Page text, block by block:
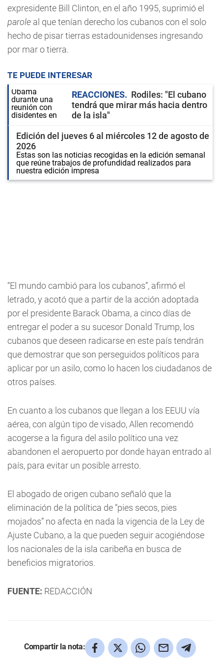
expresidente Bill Clinton, en el año 1995, suprimió el
parole al que tenían derecho los cubanos con el solo
hecho de pisar tierras estadounidenses ingresando
por mar o tierra.
TE PUEDE INTERESAR
REACCIONES
Rodiles: "El cubano
tendrá que mirar más hacia dentro
de la isla"
Edición del jueves 6 al miércoles 12 de agosto de
2026
Estas son las noticias recogidas en la edición semanal
que reúne trabajos de profundidad realizados para
nuestra edición impresa
“El mundo cambió para los cubanos”, afirmó el
letrado, y acotó que a partir de la acción adoptada
por el presidente Barack Obama, a cinco días de
entregar el poder a su sucesor Donald Trump, los
cubanos que deseen radicarse en este país tendrán
que demostrar que son perseguidos políticos para
aplicar por un asilo, como lo hacen los ciudadanos de
otros países.
En cuanto a los cubanos que llegan a los EEUU vía
aérea, con algún tipo de visado, Allen recomendó
acogerse a la figura del asilo político una vez
abandonen el aeropuerto por donde hayan entrado al
país, para evitar un posible arresto.
El abogado de origen cubano señaló que la
eliminación de la política de “pies secos, pies
mojados” no afecta en nada la vigencia de la Ley de
Ajuste Cubano, a la que pueden seguir acogiéndose
los nacionales de la isla caribeña en busca de
beneficios migratorios.
FUENTE: REDACCIÓN
Compartir la nota: